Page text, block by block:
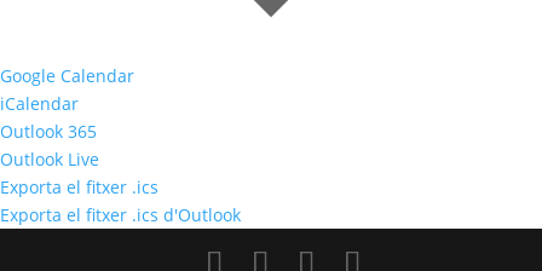
Google Calendar
iCalendar
Outlook 365
Outlook Live
Exporta el fitxer .ics
Exporta el fitxer .ics d'Outlook